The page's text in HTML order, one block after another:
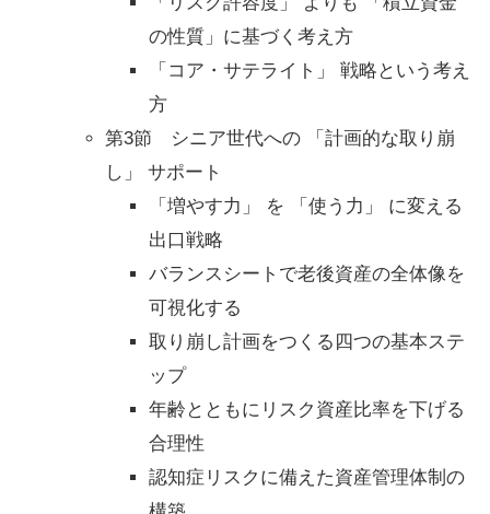
の性質」に基づく考え方
「コア・サテライト」 戦略という考え
方
第3節 シニア世代への 「計画的な取り崩
し」 サポート
「増やす力」 を 「使う力」 に変える
出口戦略
バランスシートで老後資産の全体像を
可視化する
取り崩し計画をつくる四つの基本ステ
ップ
年齢とともにリスク資産比率を下げる
合理性
認知症リスクに備えた資産管理体制の